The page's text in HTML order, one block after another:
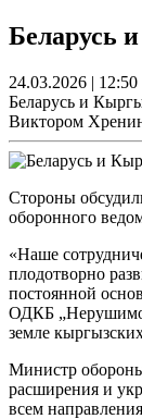
Беларусь
24.03.2026 | 12:50
Беларусь и
Виктором
Стороны
оборонного
«Наше
плодотворно
постоянной
ОДКБ
земле
Министр
расширения и
всем